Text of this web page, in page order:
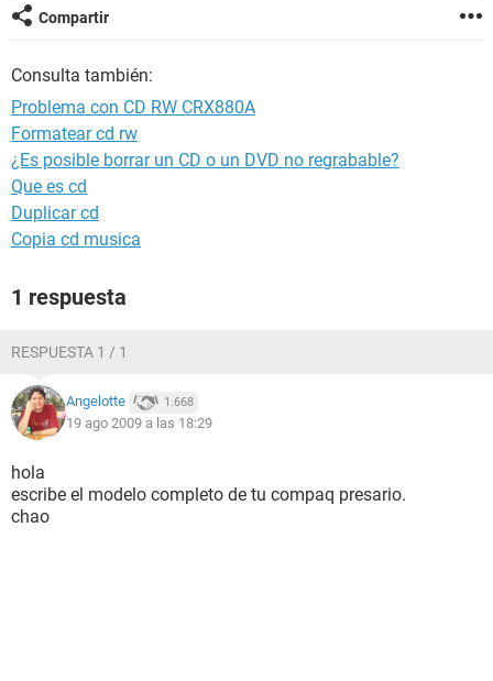
Compartir
Consulta también:
Problema con CD RW CRX880A
Formatear cd rw
¿Es posible borrar un CD o un DVD no regrabable?
Que es cd
Duplicar cd
Copia cd musica
1 respuesta
RESPUESTA 1 / 1
Angelotte 1.668
19 ago 2009 a las 18:29
hola
escribe el modelo completo de tu compaq presario.
chao